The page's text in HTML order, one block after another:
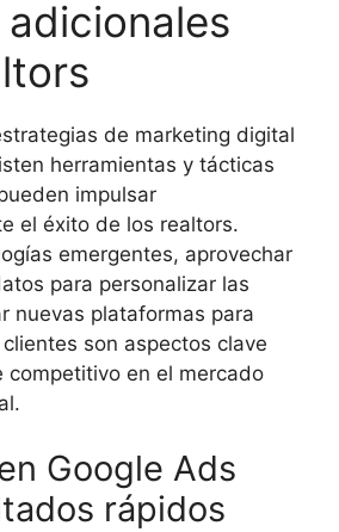
de marketing digital
herramientas y tácticas
impulsar
el éxito de los realtors.
emergentes, aprovechar
para personalizar las
nuevas plataformas para
son aspectos clave
competitivo en el mercado
Google Ads
rápidos